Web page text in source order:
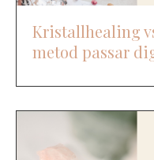
Kristallhealing
metod passar